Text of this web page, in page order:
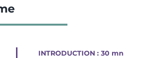
INTRODUCTION : 30 mn